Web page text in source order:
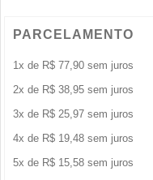
PARCELAMENTO
1x de R$ 77,90 sem juros
2x de R$ 38,95 sem juros
3x de R$ 25,97 sem juros
4x de R$ 19,48 sem juros
5x de R$ 15,58 sem juros